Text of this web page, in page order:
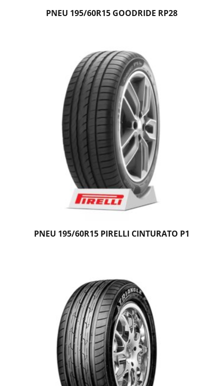
PNEU 195/60R15 GOODRIDE RP28
PNEU 195/60R15 PIRELLI CINTURATO P1